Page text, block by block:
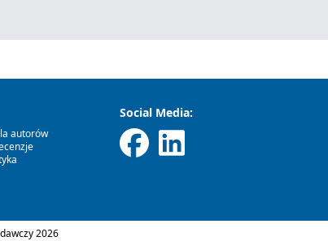
autorów
Social Media:
2026